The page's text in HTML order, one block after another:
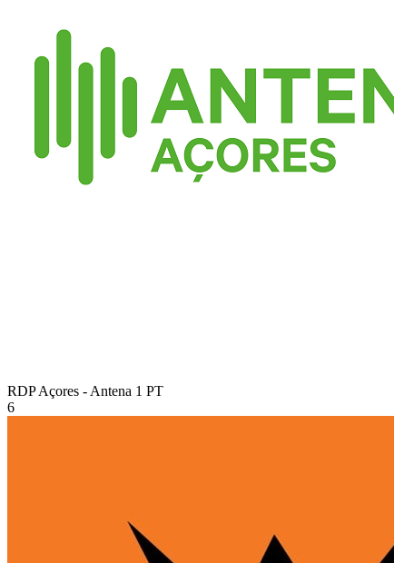
RDP Açores - Antena 1 PT
6